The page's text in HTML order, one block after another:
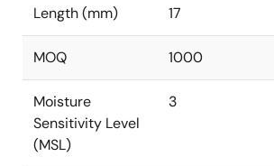
Length (mm) 17
MOQ 1000
Moisture
Sensitivity Level
(MSL)
3